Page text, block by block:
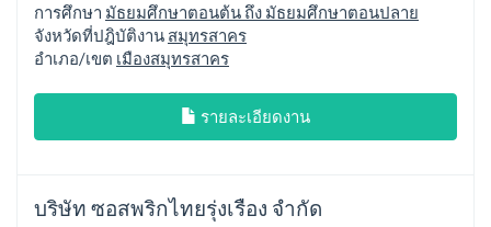
การศึกษา มัธยมศึกษาตอนต้น ถึง มัธยมศึกษาตอนปลาย
จังหวัดที่ปฎิบัติงาน สมุทรสาคร
อำเภอ/เขต เมืองสมุทรสาคร
รายละเอียดงาน
บริษัท ซอสพริกไทยรุ่งเรือง จำกัด